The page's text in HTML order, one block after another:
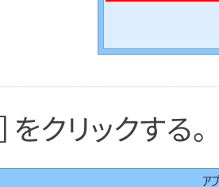
をクリックする。